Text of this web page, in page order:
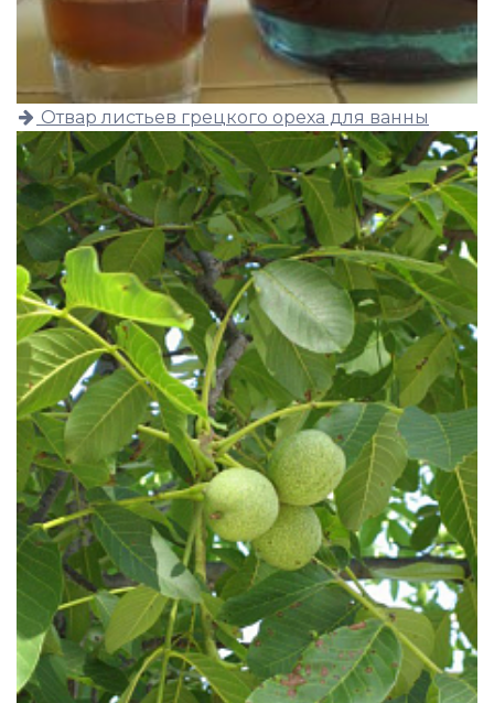
Отвар листьев грецкого ореха для ванны